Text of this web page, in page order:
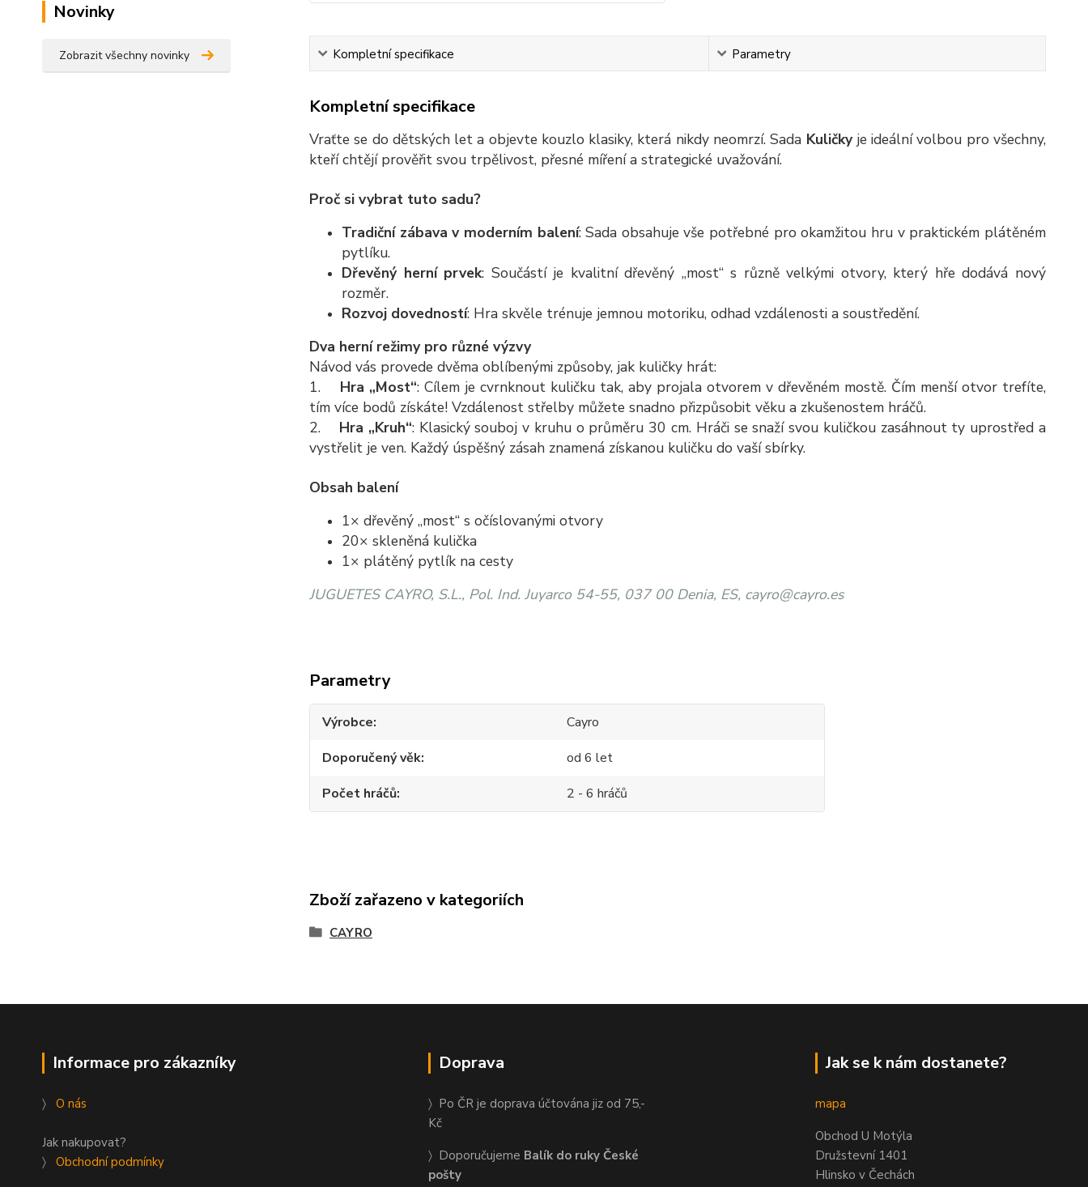
Novinky
Zobrazit všechny novinky Kompletní specifikace Parametry
Kompletní specifikace
Vraťte se do dětských let a objevte kouzlo klasiky, která nikdy neomrzí. Sada Kuličky je ideální volbou pro všechny,
kteří chtějí prověřit svou trpělivost, přesné míření a strategické uvažování.
Proč si vybrat tuto sadu?
Tradiční zábava v moderním balení: Sada obsahuje vše potřebné pro okamžitou hru v praktickém plátěném
pytlíku.
Dřevěný herní prvek: Součástí je kvalitní dřevěný „most“ s různě velkými otvory, který hře dodává nový
rozměr.
Rozvoj dovedností: Hra skvěle trénuje jemnou motoriku, odhad vzdálenosti a soustředění.
Dva herní režimy pro různé výzvy
Návod vás provede dvěma oblíbenými způsoby, jak kuličky hrát:
1.
Hra „Most“: Cílem je cvrnknout kuličku tak, aby projala otvorem v dřevěném mostě. Čím menší otvor trefíte,
tím více bodů získáte! Vzdálenost střelby můžete snadno přizpůsobit věku a zkušenostem hráčů.
2.
Hra „Kruh“: Klasický souboj v kruhu o průměru 30 cm. Hráči se snaží svou kuličkou zasáhnout ty uprostřed a
vystřelit je ven. Každý úspěšný zásah znamená získanou kuličku do vaší sbírky.
Obsah balení
1× dřevěný „most“ s očíslovanými otvory
20× skleněná kulička
1× plátěný pytlík na cesty
JUGUETES CAYRO, S.L., Pol. Ind. Juyarco 54-55, 037 00 Denia, ES, cayro@cayro.es
Parametry
Výrobce
Cayro
Doporučený věk
od 6 let
Počet hráčů
2 - 6 hráčů
Zboží zařazeno v kategoriích
CAYRO
Informace pro zákazníky
〉 O nás
Jak nakupovat?
〉 Obchodní podmínky
Doprava
〉 Po ČR je doprava účtována jiz od 75,-
Kč
〉 Doporučujeme Balík do ruky České
pošty
Jak se k nám dostanete?
mapa
Obchod U Motýla
Družstevní 1401
Hlinsko v Čechách